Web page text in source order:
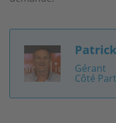
Image
Gérant
Côté